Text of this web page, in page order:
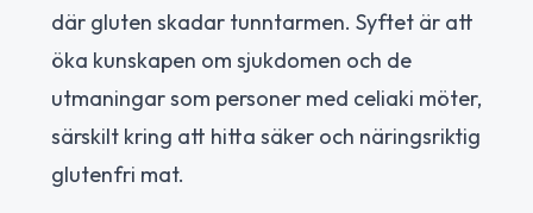
där gluten skadar tunntarmen. Syftet är att
öka kunskapen om sjukdomen och de
utmaningar som personer med celiaki möter,
särskilt kring att hitta säker och näringsriktig
glutenfri mat.